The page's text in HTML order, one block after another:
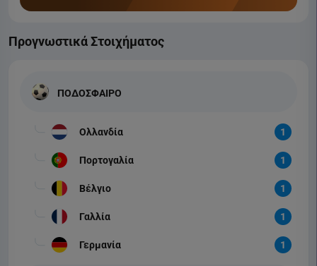
Προγνωστικά Στοιχήματος
ΠΟΔΟΣΦΑΙΡΟ
Ολλανδία 1
Πορτογαλία 1
Βέλγιο 1
Γαλλία 1
Γερμανία 1